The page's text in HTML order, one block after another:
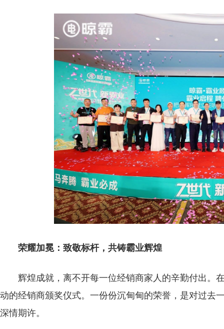
荣耀加冕：致敬标杆，共铸霸业辉煌
辉煌成就，离不开每一位经销商家人的辛勤付出。
动的经销商颁奖仪式。一份份沉甸甸的荣誉，是对过去
深情期许。